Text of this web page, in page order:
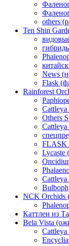
others
Ten Shin
News
Flask
Rainforest
Others
FLASK
Lycaste
NCK Orchids
Каттлеи из
Bela Vista
Cattleya